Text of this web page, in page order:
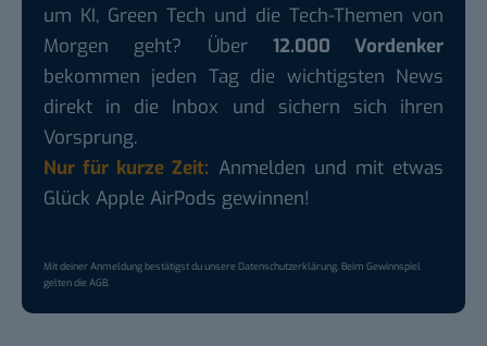
um KI, Green Tech und die Tech-Themen von
Morgen geht? Über 12.000 Vordenker
bekommen jeden Tag die wichtigsten News
direkt in die Inbox und sichern sich ihren
Vorsprung.
Nur für kurze Zeit: Anmelden und mit etwas
Glück Apple AirPods gewinnen!
Mit deiner Anmeldung bestätigst du unsereDatenschutzerklärung. Beim Gewinnspiel
gelten dieAGB.